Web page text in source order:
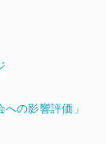
の影響評価」